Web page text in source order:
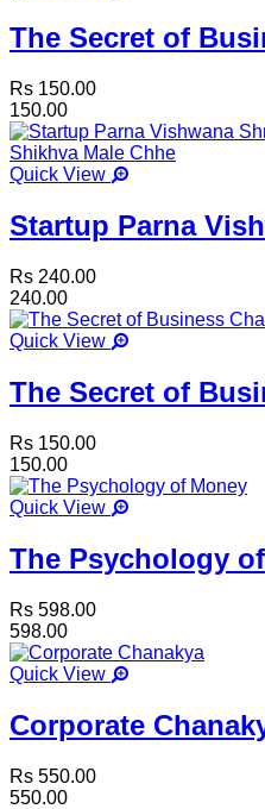
The Secret of
Rs 150.00
150.00
Quick View
Startup Parna
Rs 240.00
240.00
Quick View
The Secret of
Rs 150.00
150.00
Quick View
The Psychology
Rs 598.00
598.00
Quick View
Corporate
Rs 550.00
550.00